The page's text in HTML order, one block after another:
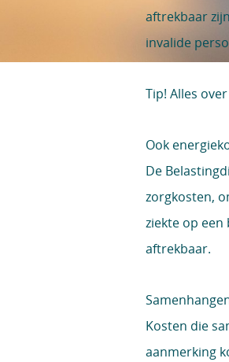
aftrekbaar
invalide
Tip! Alles
Ook
De
zorgkosten,
ziekte op
aftrekbaar.
Kosten die
aanmerking